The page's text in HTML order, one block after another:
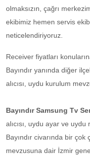
olmaksızın, çağrı
ekibimiz hemen servis
neticelendiriyoruz.
Receiver fiyatları
Bayındır yanında diğer
alıcısı, uydu kurulum
Bayındır Samsung Tv
alıcısı, uydu ayar ve
Bayındır civarında bir
mevzusuna dair İzmir